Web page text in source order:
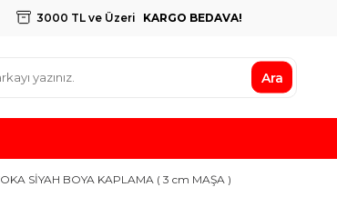
3000 TL ve Üzeri KARGO BEDAVA!
Ara
SİYAH BOYA KAPLAMA ( 3 cm MAŞA )